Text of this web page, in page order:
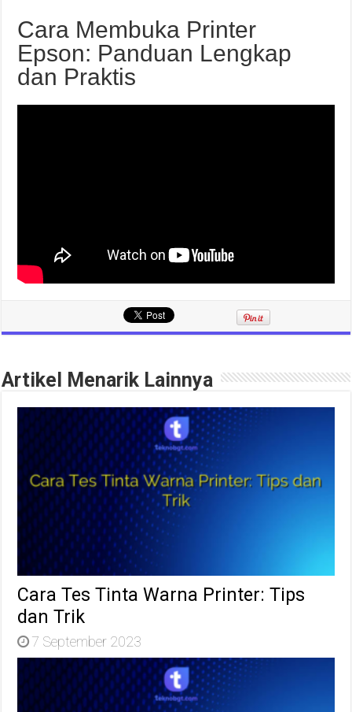
Cara Membuka Printer
Epson: Panduan Lengkap
dan Praktis
Artikel Menarik Lainnya
Cara Tes Tinta Warna Printer: Tips
dan Trik
7 September 2023